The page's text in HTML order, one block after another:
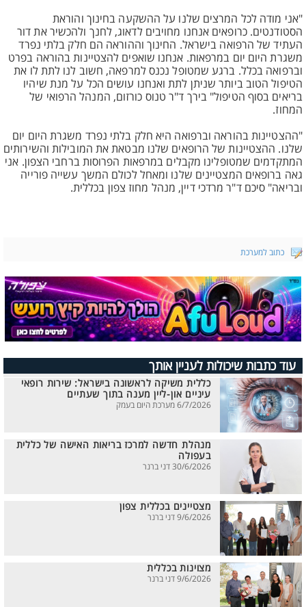
"אני מודה לכל המרצים שלנו על ההשקעה בחינוך והוראת
הסטודנטים. כרופאים אנחנו מחויבים לדאוג, לחנך ולהכשיר את דור
העתיד של הרפואה בישראל. החינוך וההוראה הם חלק בלתי נפרד
משגרת היום יום במרפאות. אנחנו שואפים להצטיינות בהוראה בפרט
וברפואה בכלל. ברגע שמטופל נכנס למרפאה, חשוב לנו לתת לו את
הטיפול הטוב ביותר שניתן לתת ואנחנו עושים הכל על מנת שיהיו
בריאים בסוף הטיפול" בירך ד"ר טנוס כורזום, המנהל הרפואי של
המחוז.
"ההצטיינות בהוראה וברפואה היא חלק בלתי נפרד משגרת היום יום
שלנו. ההצטיינות של הרופאים שלנו מבטאת את המובילות והשירותים
המתקדמים שמטופלינו מקבלים במרפאות הפרוסות ברחבי הצפון. אני
גאה ברופאים המצטיינים שלנו ומאחל לכולם המשך עשייה פורייה
ובריאה" סיכם ד"ר מרדכי דיין, מנהל מחוז צפון בכללית.
כתוב למערכת
עוד כתבות שיכולות לעניין אותך
כללית משיקה לראשונה בישראל: שירות רופאי
עיניים און-ליין מענה בתוך שעתיים
6/7/2026 מערכת היום בעמק
מנהלת חדשה למרכז בריאות האישה של כללית
בעפולה
30/6/2026 דני ברנר
מצטיינים בכללית צפון
9/6/2026 דני ברנר
מצוינות בכללית
9/6/2026 דני ברנר